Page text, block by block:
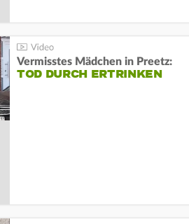
Vermisstes Mädchen in Preetz:
TOD DURCH ERTRINKEN